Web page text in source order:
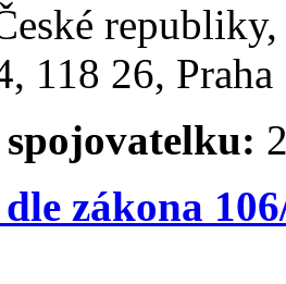
118 26,
zákona